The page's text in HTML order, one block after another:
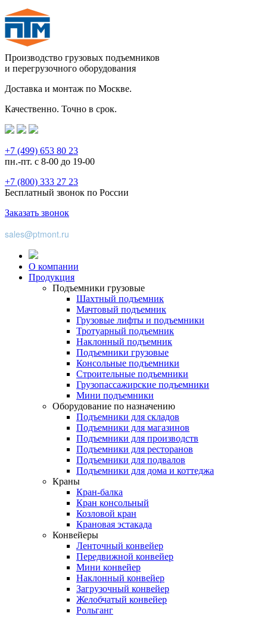
Производство грузовых подъемников
и перегрузочного оборудования
Доставка и монтаж по Москве.
Качественно. Точно в срок.
+7 (499) 653 80 23
пн.-пт. с 8-00 до 19-00
+7 (800) 333 27 23
Бесплатный звонок по России
Заказать звонок
sales@ptmont.ru
О компании
Продукция
Подъемники грузовые
Шахтный подъемник
Мачтовый подъемник
Грузовые лифты и подъемники
Тротуарный подъемник
Наклонный подъемник
Подъемники грузовые
Консольные подъемники
Строительные подъемники
Грузопассажирские подъемники
Мини подъемники
Оборудование по назначению
Подъемники для складов
Подъемники для магазинов
Подъемники для производств
Подъемники для ресторанов
Подъемники для подвалов
Подъемники для дома и коттеджа
Краны
Кран-балка
Кран консольный
Козловой кран
Крановая эстакада
Конвейеры
Ленточный конвейер
Передвижной конвейер
Мини конвейер
Наклонный конвейер
Загрузочный конвейер
Желобчатый конвейер
Рольганг